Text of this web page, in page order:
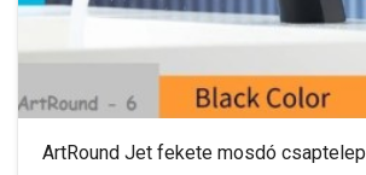
ArtRound Jet fekete mosdó csaptelep